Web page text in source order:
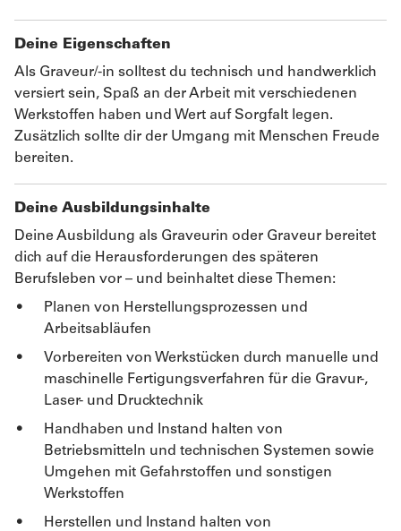
Deine Eigenschaften
Als Graveur/-in solltest du technisch und handwerklich
versiert sein, Spaß an der Arbeit mit verschiedenen
Werkstoffen haben und Wert auf Sorgfalt legen.
Zusätzlich sollte dir der Umgang mit Menschen Freude
bereiten.
Deine Ausbildungsinhalte
Deine Ausbildung als Graveurin oder Graveur bereitet
dich auf die Herausforderungen des späteren
Berufsleben vor – und beinhaltet diese Themen:
Planen von Herstellungsprozessen und
Arbeitsabläufen
Vorbereiten von Werkstücken durch manuelle und
maschinelle Fertigungsverfahren für die Gravur-,
Laser- und Drucktechnik
Handhaben und Instand halten von
Betriebsmitteln und technischen Systemen sowie
Umgehen mit Gefahrstoffen und sonstigen
Werkstoffen
Herstellen und Instand halten von